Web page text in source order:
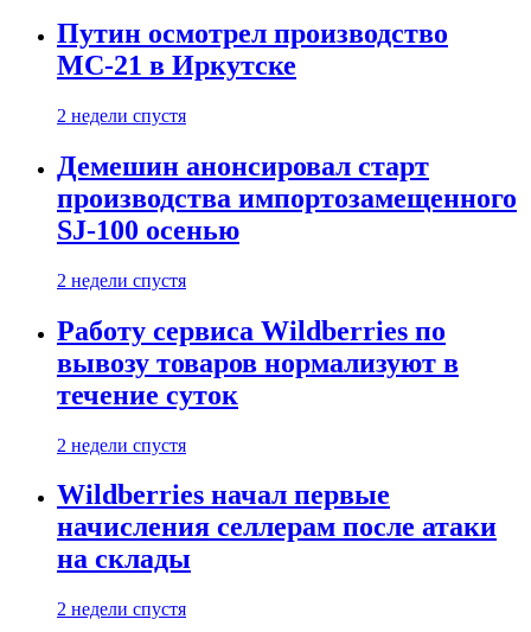
Путин осмотрел производство
МС-21 в Иркутске
2 недели спустя
Демешин анонсировал старт
производства импортозамещенного
SJ-100 осенью
2 недели спустя
Работу сервиса Wildberries по
вывозу товаров нормализуют в
течение суток
2 недели спустя
Wildberries начал первые
начисления селлерам после атаки
на склады
2 недели спустя